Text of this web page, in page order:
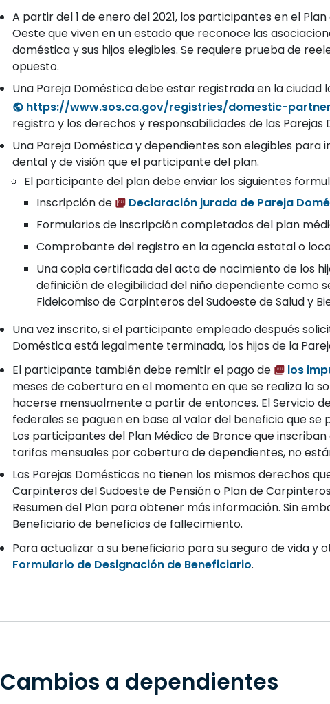
A partir del 1 de enero del 2021, los participantes en el
Oeste que viven en un estado que reconoce las
doméstica y sus hijos elegibles. Se requiere prueba de
opuesto.
Una Pareja Doméstica debe estar registrada en la
https://www.sos.ca.gov/registries/domestic-
registro y los derechos y responsabilidades de las Parejas
Una Pareja Doméstica y dependientes son elegibles
dental y de visión que el participante del plan.
El participante del plan debe enviar los siguientes
Inscripción de
Declaración jurada de Pareja
Formularios de inscripción completados del plan
Comprobante del registro en la agencia estatal o
Una copia certificada del acta de nacimiento de los
definición de elegibilidad del niño dependiente como
Fideicomiso de Carpinteros del Sudoeste de Salud y
Una vez inscrito, si el participante empleado después
Doméstica está legalmente terminada, los hijos de la
El participante también debe remitir el pago de
los
meses de cobertura en el momento en que se realiza la
hacerse mensualmente a partir de entonces. El Servicio
federales se paguen en base al valor del beneficio que se
Los participantes del Plan Médico de Bronce que
tarifas mensuales por cobertura de dependientes, no
Las Parejas Domésticas no tienen los mismos derechos
Carpinteros del Sudoeste de Pensión o Plan de
Resumen del Plan para obtener más información. Sin
Beneficiario de beneficios de fallecimiento.
Para actualizar a su beneficiario para su seguro de vida y
Formulario de Designación de Beneficiario.
Cambios a dependientes